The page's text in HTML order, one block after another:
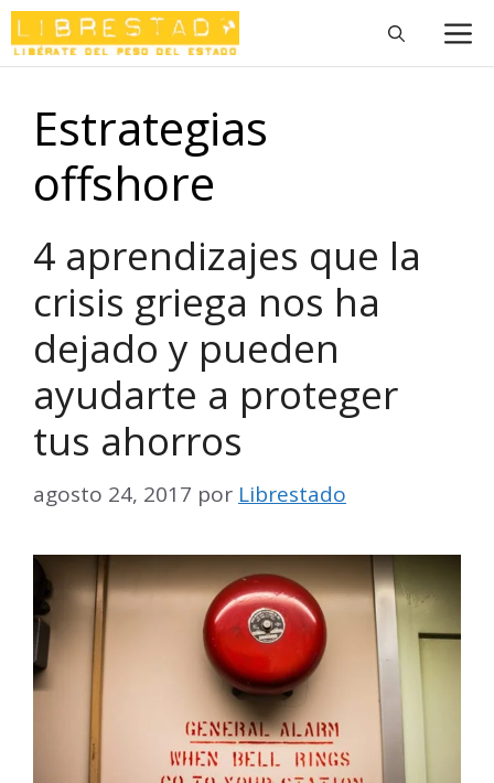
Saltar
al
contenido
Estrategias
offshore
4 aprendizajes que la
crisis griega nos ha
dejado y pueden
ayudarte a proteger
tus ahorros
agosto 24, 2017 por Librestado